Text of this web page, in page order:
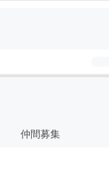
仲間募集